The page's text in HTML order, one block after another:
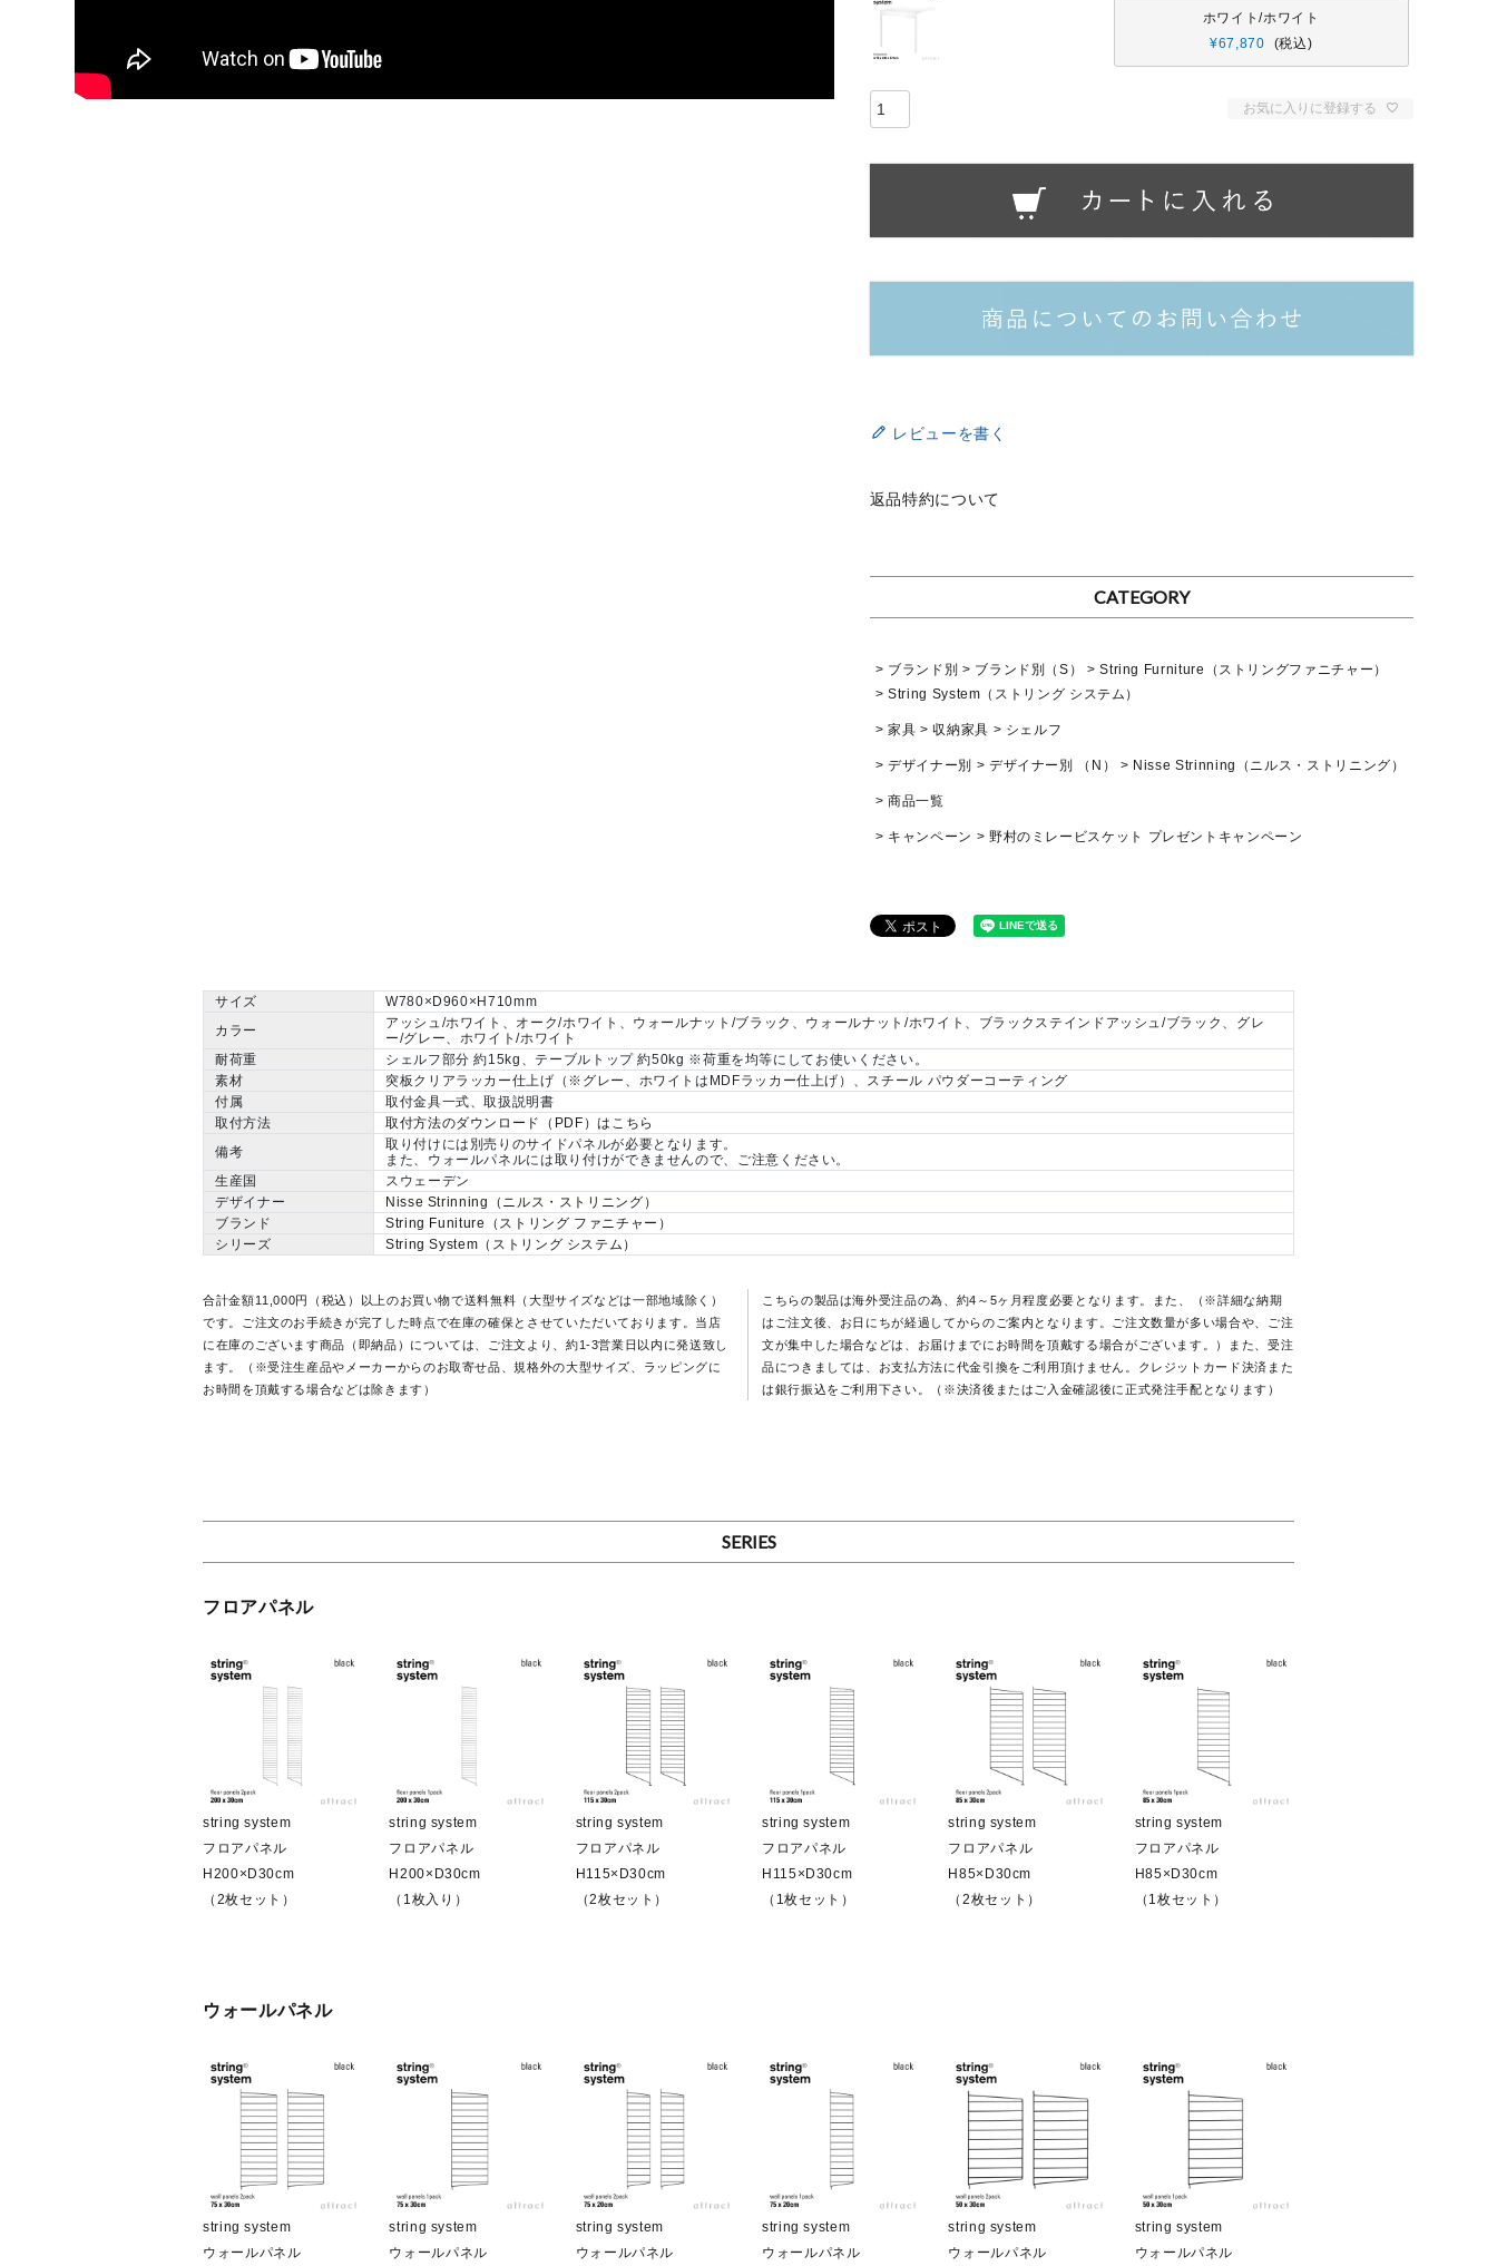
ホワイト/ホワイト
¥67,870 税込
お気に入りに登録する
レビューを書く
返品特約について
CATEGORY
ブランド別 ブランド別（S）
String Furniture（ストリングファニチャー）
String System（ストリング システム）
家具 収納家具 シェルフ
デザイナー別 デザイナー別 （N） Nisse Strinning（ニルス・ストリニング）
商品一覧
キャンペーン 野村のミレービスケット プレゼントキャンペーン
サイズ
W780×D960×H710mm
カラー
アッシュ/ホワイト、オーク/ホワイト、ウォールナット/ブラック、ウォールナット/ホワイト、ブラックステインドアッシュ/ブラック、グレ
ー/グレー、ホワイト/ホワイト
耐荷重
シェルフ部分 約15kg、テーブルトップ 約50kg ※荷重を均等にしてお使いください。
素材
突板クリアラッカー仕上げ（※グレー、ホワイトはMDFラッカー仕上げ）、スチール パウダーコーティング
付属
取付金具一式、取扱説明書
取付方法
取付方法のダウンロード（PDF）はこちら
備考
取り付けには別売りのサイドパネルが必要となります。
また、ウォールパネルには取り付けができませんので、ご注意ください。
生産国
スウェーデン
デザイナー
Nisse Strinning（ニルス・ストリニング）
ブランド
String Funiture（ストリング ファニチャー）
シリーズ
String System（ストリング システム）
合計金額11,000円（税込）以上のお買い物で送料無料（大型サイズなどは一部地域除く）
です。ご注文のお手続きが完了した時点で在庫の確保とさせていただいております。当店
に在庫のございます商品（即納品）については、ご注文より、約1-3営業日以内に発送致し
ます。（※受注生産品やメーカーからのお取寄せ品、規格外の大型サイズ、ラッピングに
お時間を頂戴する場合などは除きます）
こちらの製品は海外受注品の為、約4～5ヶ月程度必要となります。また、（※詳細な納期
はご注文後、お日にちが経過してからのご案内となります。ご注文数量が多い場合や、ご注
文が集中した場合などは、お届けまでにお時間を頂戴する場合がございます。）また、受注
品につきましては、お支払方法に代金引換をご利用頂けません。クレジットカード決済また
は銀行振込をご利用下さい。（※決済後またはご入金確認後に正式発注手配となります）
SERIES
フロアパネル
string system
フロアパネル
H200×D30cm
（2枚セット）
string system
フロアパネル
H200×D30cm
（1枚入り）
string system
フロアパネル
H115×D30cm
（2枚セット）
string system
フロアパネル
H115×D30cm
（1枚セット）
string system
フロアパネル
H85×D30cm
（2枚セット）
string system
フロアパネル
H85×D30cm
（1枚セット）
ウォールパネル
string system
ウォールパネル
string system
ウォールパネル
string system
ウォールパネル
string system
ウォールパネル
string system
ウォールパネル
string system
ウォールパネル